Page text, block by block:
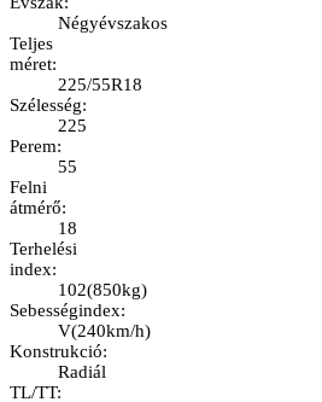
Négyévszakos
Teljes
méret:
225/55R18
Szélesség:
225
Perem:
55
Felni
átmérő:
18
Terhelési
index:
102(850kg)
Sebességindex:
V(240km/h)
Konstrukció:
Radiál
TL/TT: